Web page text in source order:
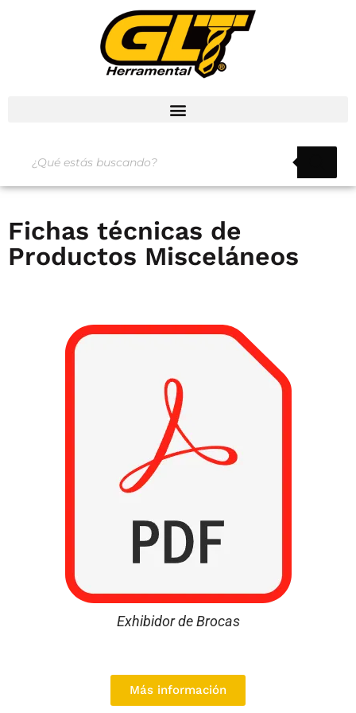
Fichas técnicas de
Productos Misceláneos
Exhibidor de Brocas
Más información